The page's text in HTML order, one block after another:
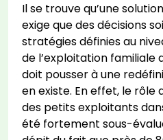
Il se trouve qu’une
exige que des décisions
stratégies définies au
de l’exploitation familiale
doit pousser à une
en existe. En effet, le rôle
des petits exploitants
été fortement sous-